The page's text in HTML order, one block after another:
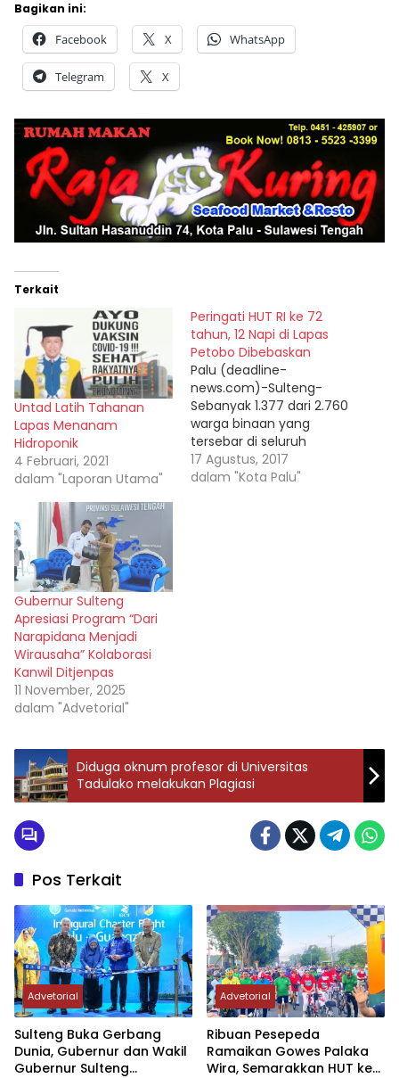
Bagikan ini:
Facebook X WhatsApp
Telegram X
Terkait
Untad Latih Tahanan
Lapas Menanam
Hidroponik
4 Februari, 2021
dalam "Laporan Utama"
Peringati HUT RI ke 72
tahun, 12 Napi di Lapas
Petobo Dibebaskan
Palu (deadline-
news.com)-Sulteng-
Sebanyak 1.377 dari 2.760
warga binaan yang
tersebar di seluruh
lembaga
pemasyarakatan dan
17 Agustus, 2017
dalam "Kota Palu"
Gubernur Sulteng
Apresiasi Program “Dari
Narapidana Menjadi
Wirausaha” Kolaborasi
Kanwil Ditjenpas
11 November, 2025
dalam "Advetorial"
Diduga oknum profesor di Universitas
Tadulako melakukan Plagiasi
Pos Terkait
Advetorial
Sulteng Buka Gerbang
Dunia, Gubernur dan Wakil
Gubernur Sulteng
Advetorial
Ribuan Pesepeda
Ramaikan Gowes Palaka
Wira, Semarakkan HUT ke-1